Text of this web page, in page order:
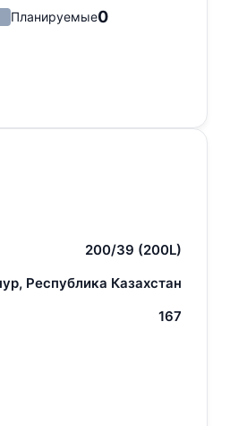
Планируемые0
200/39 (200L)
Республика Казахстан
167